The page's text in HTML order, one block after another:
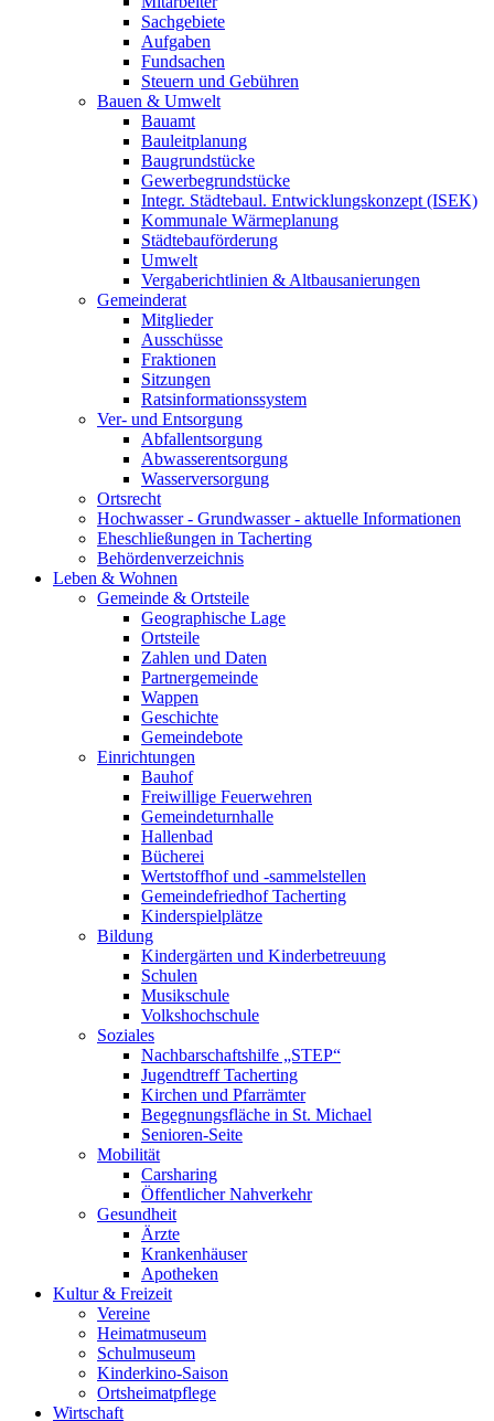
Sachgebiete
Aufgaben
Fundsachen
Steuern und Gebühren
Bauen & Umwelt
Bauamt
Bauleitplanung
Baugrundstücke
Gewerbegrundstücke
Integr. Städtebaul. Entwicklungskonzept (ISEK)
Kommunale Wärmeplanung
Städtebauförderung
Umwelt
Vergaberichtlinien & Altbausanierungen
Gemeinderat
Mitglieder
Ausschüsse
Fraktionen
Sitzungen
Ratsinformationssystem
Ver- und Entsorgung
Abfallentsorgung
Abwasserentsorgung
Wasserversorgung
Ortsrecht
Hochwasser - Grundwasser - aktuelle Informationen
Eheschließungen in Tacherting
Behördenverzeichnis
Leben & Wohnen
Gemeinde & Ortsteile
Geographische Lage
Ortsteile
Zahlen und Daten
Partnergemeinde
Wappen
Geschichte
Gemeindebote
Einrichtungen
Bauhof
Freiwillige Feuerwehren
Gemeindeturnhalle
Hallenbad
Bücherei
Wertstoffhof und -sammelstellen
Gemeindefriedhof Tacherting
Kinderspielplätze
Bildung
Kindergärten und Kinderbetreuung
Schulen
Musikschule
Volkshochschule
Soziales
Nachbarschaftshilfe „STEP“
Jugendtreff Tacherting
Kirchen und Pfarrämter
Begegnungsfläche in St. Michael
Senioren-Seite
Mobilität
Carsharing
Öffentlicher Nahverkehr
Gesundheit
Ärzte
Krankenhäuser
Apotheken
Kultur & Freizeit
Vereine
Heimatmuseum
Schulmuseum
Kinderkino-Saison
Ortsheimatpflege
Wirtschaft